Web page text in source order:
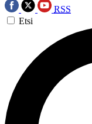
RSS
Etsi